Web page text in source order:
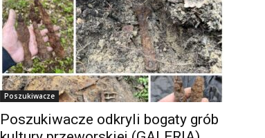
Poszukiwacze
Poszukiwacze odkryli bogaty grób